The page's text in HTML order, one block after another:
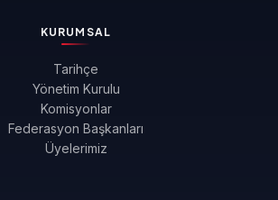
KURUMSAL
Tarihçe
Yönetim Kurulu
Komisyonlar
Federasyon Başkanları
Üyelerimiz